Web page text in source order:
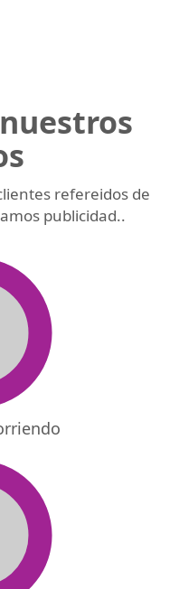
refereidos de
publicidad..